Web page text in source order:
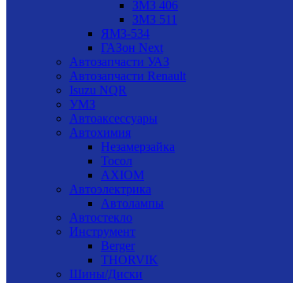
ЗМЗ 406
ЗМЗ 511
ЯМЗ-534
ГАЗон Next
Автозапчасти УАЗ
Автозапчасти Renault
Isuzu NQR
УМЗ
Автоаксессуары
Автохимия
Незамерзайка
Тосол
AXIOM
Автоэлектрика
Автолампы
Автостекло
Инструмент
Berger
THORVIK
Шины/Диски